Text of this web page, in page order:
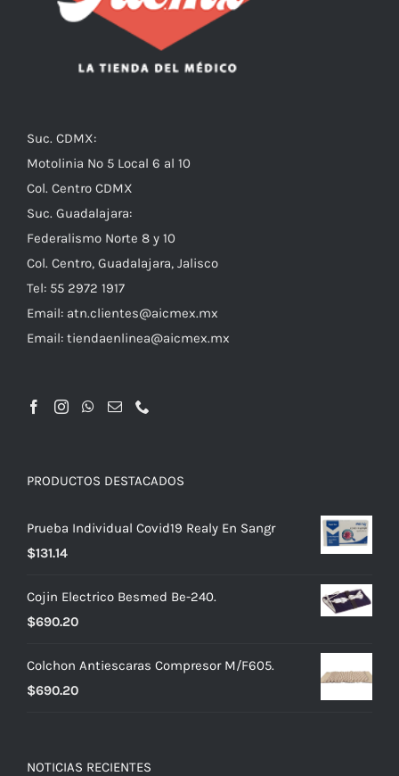
Suc. CDMX:
Motolinia No 5 Local 6 al 10
Col. Centro CDMX
Suc. Guadalajara:
Federalismo Norte 8 y 10
Col. Centro, Guadalajara, Jalisco
Tel: 55 2972 1917
Email: atn.clientes@aicmex.mx
Email: tiendaenlinea@aicmex.mx
PRODUCTOS DESTACADOS
Prueba Individual Covid19 Realy En Sangr
$131.14
Cojin Electrico Besmed Be-240.
$690.20
Colchon Antiescaras Compresor M/F605.
$690.20
NOTICIAS RECIENTES